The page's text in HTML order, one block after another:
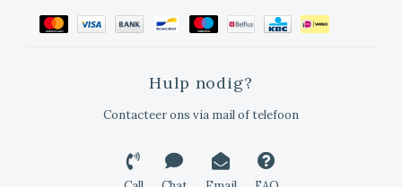
Hulp nodig?
Contacteer ons via mail of telefoon